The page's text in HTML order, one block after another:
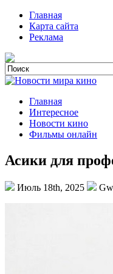
Главная
Карта сайта
Реклама
Главная
Интересное
Новости кино
Фильмы онлайн
Асики для
Июль 18th, 2025